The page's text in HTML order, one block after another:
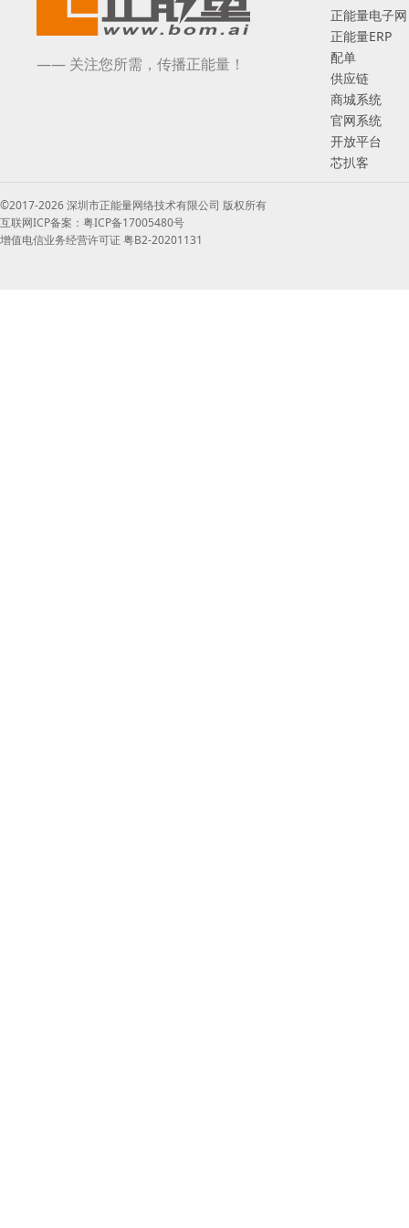
—— 关注您所需，传播正能量！
正能量电子网
正能量ERP
配单
供应链
商城系统
官网系统
开放平台
芯扒客
©2017-2026 深圳市正能量网络技术有限公司 版权所有
互联网ICP备案：粤ICP备17005480号
增值电信业务经营许可证 粤B2-20201131